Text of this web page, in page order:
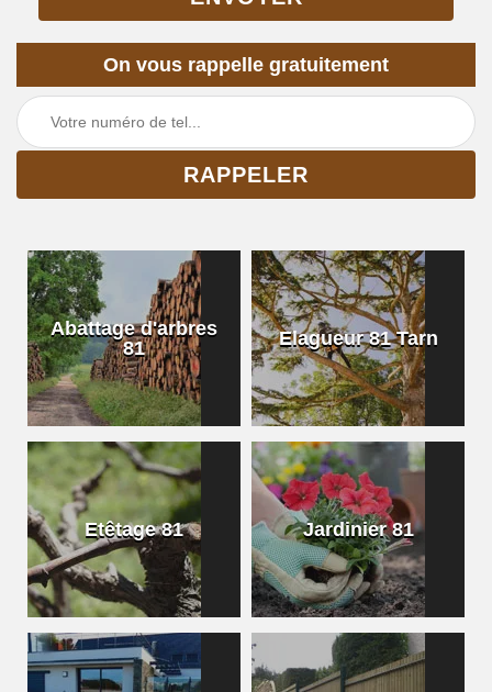
On vous rappelle gratuitement
Abattage d'arbres
81
Elagueur 81 Tarn
Etêtage 81 Jardinier 81